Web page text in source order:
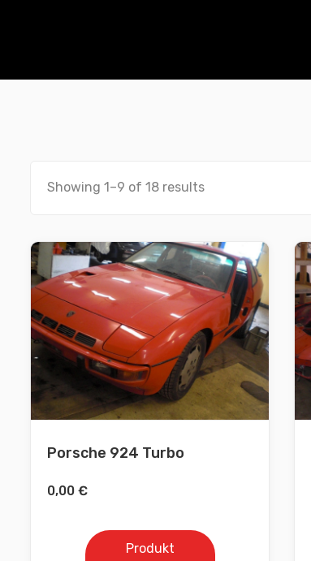
Showing 1–9 of 18 results
Porsche 924 Turbo
0,00 €
Produkt